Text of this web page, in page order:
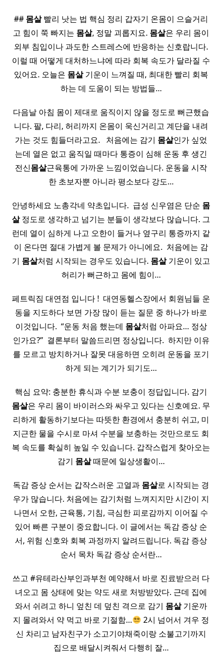
## 몸살빨리 낫는 법 핵심 정리 갑자기 온몸이 으슬거리
고 힘이 쭉 빠지는 몸살, 정말 괴롭지요. 몸살은 우리 몸이
외부 침입이나 과도한 스트레스에 반응하는 신호랍니다.
이럴 때 어떻게 대처하느냐에 따라 회복 속도가 달라질 수
있어요. 오늘은 몸살기운이 느껴질 때, 최대한 빨리 회복
하는 데 도움이 되는 방법들…
다음날 아침 몸이 제대로 움직이지 않을 정도로 뻐근했습
니다. 팔, 다리, 허리까지 온몸이 욱신거리고 계단을 내려
가는 것도 힘들더라고요. ​ ​ 처음에는 감기 몸살인가 싶었
는데 열은 없고 움직일 때마다 통증이 심해 운동 후 생긴
전신몸살근육통에 가까운 느낌이었습니다. 운동을 시작
한 초보자뿐 아니라 평소보다 강도…
안녕하세요 노총각네 약초입니다. ​ 급성 신우염은 단순 몸
살정도로 생각하고 넘기는 분들이 생각보다 많습니다. 그
런데 열이 심하게 나고 오한이 들거나 옆구리 통증까지 같
이 온다면 절대 가볍게 볼 문제가 아니에요. ​ 처음에는 감
기 몸살처럼 시작되는 경우도 있습니다. 몸살기운이 있고
허리가 뻐근하고 몸에 힘이…
페트릭짐 대연점 입니다 ! ​ 대연동헬스장에서 회원님들 운
동을 지도하다 보면 가장 많이 듣는 질문 중 하나가 바로
이것입니다. ​ “운동 처음 했는데 몸살처럼 아파요… 정상
인가요?” ​ 결론부터 말씀드리면 정상입니다. ​ 하지만 이유
를 모르고 방치하거나 잘못 대응하면 오히려 운동을 포기
하게 되는 계기가 되기도…
핵심 요약: 충분한 휴식과 수분 보충이 정답입니다. 감기
몸살은 우리 몸이 바이러스와 싸우고 있다는 신호예요. 무
리하게 활동하기보다는 따뜻한 환경에서 충분히 쉬고, 미
지근한 물을 수시로 마셔 수분을 보충하는 것만으로도 회
복 속도를 확실히 높일 수 있습니다. 갑작스럽게 찾아오는
감기 몸살때문에 일상생활이…
독감 증상 순서는 갑작스러운 고열과 몸살로 시작되는 경
우가 많습니다. 처음에는 감기처럼 느껴지지만 시간이 지
나면서 오한, 근육통, 기침, 극심한 피로감까지 이어질 수
있어 빠른 구분이 중요합니다. 이 글에서는 독감 증상 순
서, 위험 신호와 회복 과정까지 알려드립니다. 독감 증상
순서 목차 독감 증상 순서란…
쓰고 #유테라산부인과부천 예약해서 바로 진료받으러 다
녀오고 몸 상태에 맞는 약도 새로 처방받았다. 근데 집에
와서 쉬려고 하니 엎친 데 덮친 격으로 감기 몸살기운까
지 몰려와서 약 먹고 바로 기절함…
2시 넘어서 겨우 정
신 차리고 남자친구가 소고기야채죽이랑 소불고기까지
집으로 배달시켜줘서 다행히 잘…